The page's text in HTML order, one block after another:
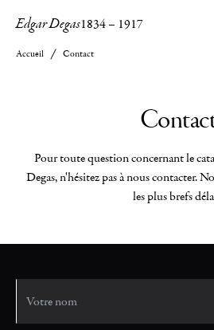
Edgar Degas1834– 1917
Accueil Contact
Pour toute question concernant le
Degas, n'hésitez pas à nous contacter.
les plus brefs